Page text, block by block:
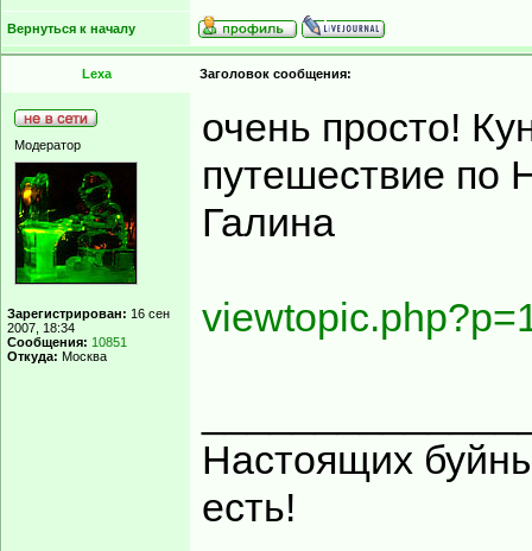
Вернуться к началу
Lexa Заголовок сообщения:
Модератор
Зарегистрирован: 16 сен
2007, 18:34
Сообщения: 10851
Откуда: Москва
очень просто!
путешествие по
Галина
Настоящих
есть!